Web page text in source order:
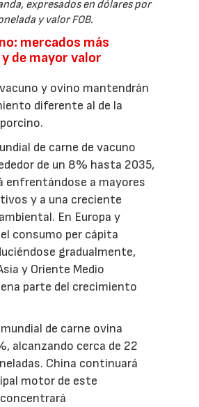
expresados en dólares por
y valor FOB.
mercados más
de mayor valor
y ovino mantendrán
diferente al de la
de carne de vacuno
de un 8% hasta 2035,
enfrentándose a mayores
y a una creciente
En Europa y
consumo per cápita
gradualmente,
y Oriente Medio
parte del crecimiento
de carne ovina
alcanzando cerca de 22
China continuará
motor de este